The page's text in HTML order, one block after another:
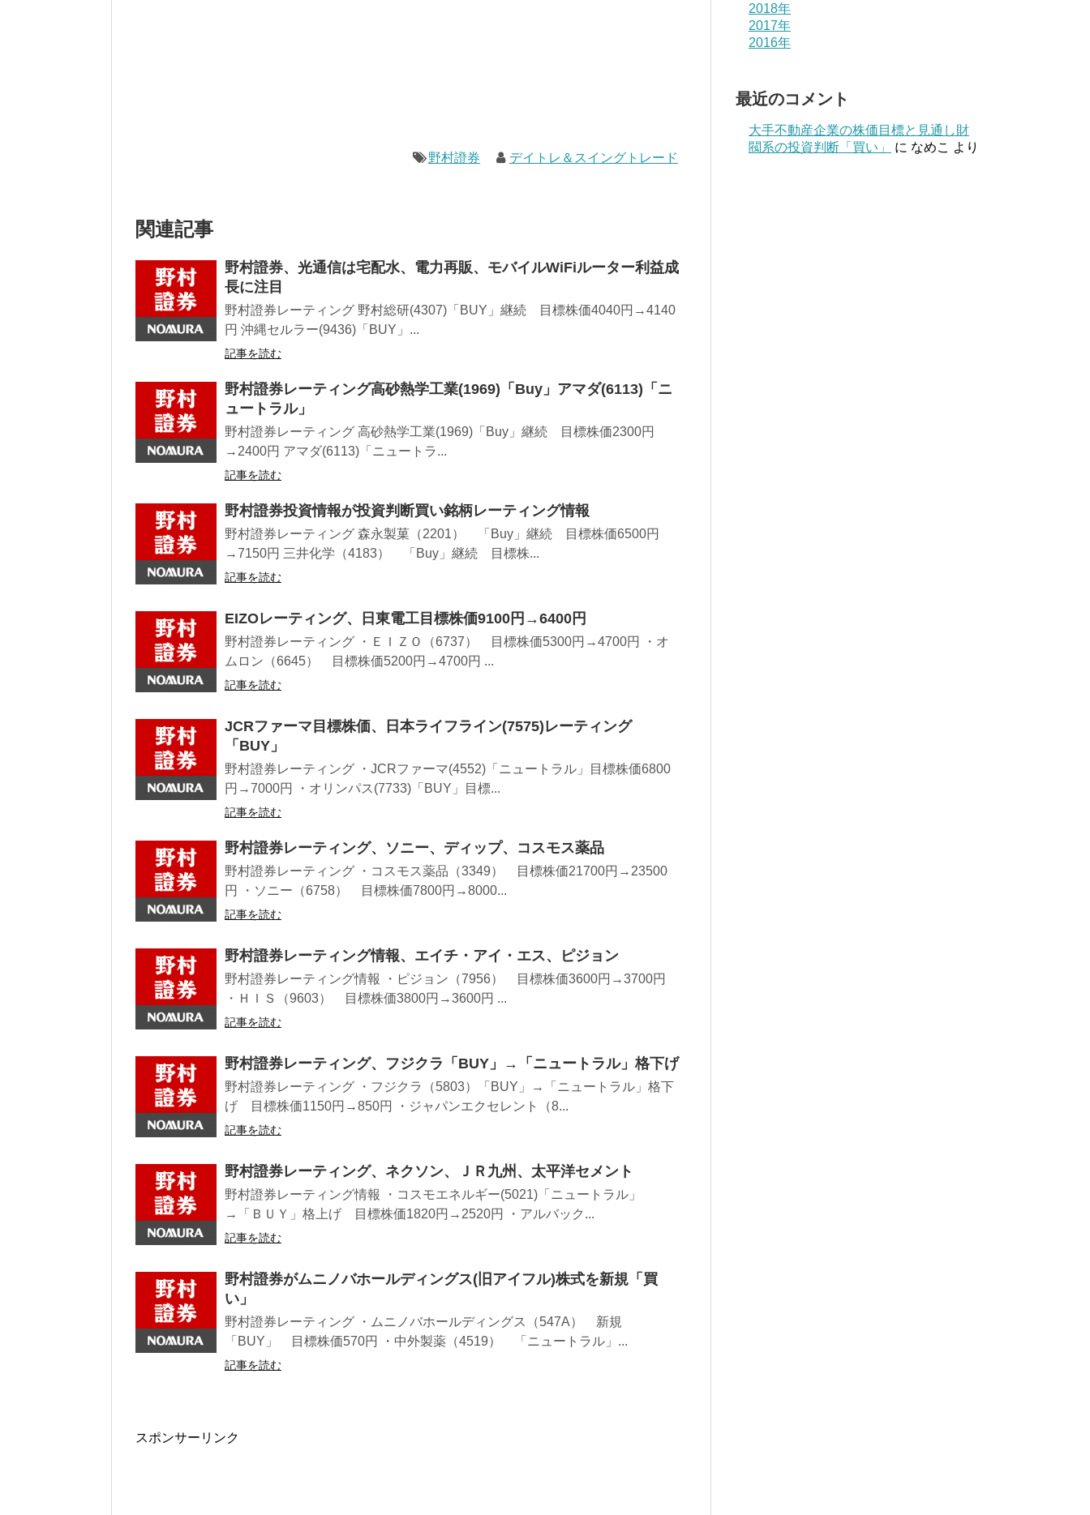
野村證券 デイトレ＆スイングトレード
関連記事
野村證券、光通信は宅配水、電力再販、モバイルWiFiルーター利益成
長に注目
野村證券レーティング 野村総研(4307)「BUY」継続 目標株価4040円→4140
円 沖縄セルラー(9436)「BUY」...
記事を読む
野村證券レーティング高砂熱学工業(1969)「Buy」アマダ(6113)「ニ
ュートラル」
野村證券レーティング 高砂熱学工業(1969)「Buy」継続 目標株価2300円
→2400円 アマダ(6113)「ニュートラ...
記事を読む
野村證券投資情報が投資判断買い銘柄レーティング情報
野村證券レーティング 森永製菓（2201） 「Buy」継続 目標株価6500円
→7150円 三井化学（4183） 「Buy」継続 目標株...
記事を読む
EIZOレーティング、日東電工目標株価9100円→6400円
野村證券レーティング ・ＥＩＺＯ（6737） 目標株価5300円→4700円 ・オ
ムロン（6645） 目標株価5200円→4700円 ...
記事を読む
JCRファーマ目標株価、日本ライフライン(7575)レーティング
「BUY」
野村證券レーティング ・JCRファーマ(4552)「ニュートラル」目標株価6800
円→7000円 ・オリンパス(7733)「BUY」目標...
記事を読む
野村證券レーティング、ソニー、ディップ、コスモス薬品
野村證券レーティング ・コスモス薬品（3349） 目標株価21700円→23500
円 ・ソニー（6758） 目標株価7800円→8000...
記事を読む
野村證券レーティング情報、エイチ・アイ・エス、ピジョン
野村證券レーティング情報 ・ピジョン（7956） 目標株価3600円→3700円
・ＨＩＳ（9603） 目標株価3800円→3600円 ...
記事を読む
野村證券レーティング、フジクラ「BUY」→「ニュートラル」格下げ
野村證券レーティング ・フジクラ（5803）「BUY」→「ニュートラル」格下
げ 目標株価1150円→850円 ・ジャパンエクセレント（8...
記事を読む
野村證券レーティング、ネクソン、ＪＲ九州、太平洋セメント
野村證券レーティング情報 ・コスモエネルギー(5021)「ニュートラル」
→「ＢＵＹ」格上げ 目標株価1820円→2520円 ・アルバック...
記事を読む
野村證券がムニノバホールディングス(旧アイフル)株式を新規「買
い」
野村證券レーティング ・ムニノバホールディングス（547A） 新規
「BUY」 目標株価570円 ・中外製薬（4519） 「ニュートラル」...
記事を読む
スポンサーリンク
2018年
2017年
2016年
最近のコメント
大手不動産企業の株価目標と見通し財
閥系の投資判断「買い」
に なめこ より